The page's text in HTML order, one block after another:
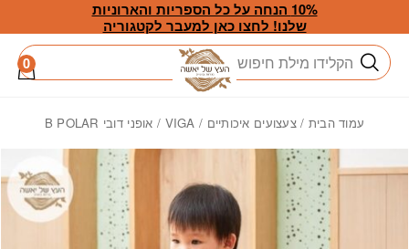
Skip to Content
10% הנחה על כל הספריות והארוניות
שלנו! לחצו כאן למעבר לקטגוריה
חיפוש 0
עמוד הבית /צעצועים איכותיים /
VIGA / אופני דובי B POLAR